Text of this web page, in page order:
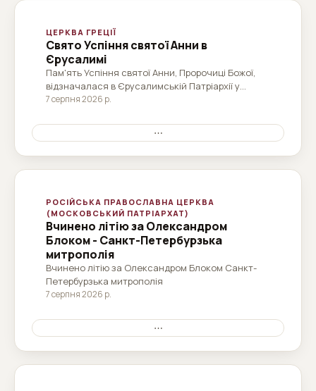
ЦЕРКВА ГРЕЦІЇ
Свято Успіння святої Анни в
Єрусалимі
Пам'ять Успіння святої Анни, Пророчиці Божої,
відзначалася в Єрусалимській Патріархії у
п'ятницю, 7 серпня 2026 року (25 липня 2026
однойменного Святого монастиря, який
знаходиться біля воріт Святого Стефана, також
відомих як Брама...
7 серпня 2026 р.
⋯
РОСІЙСЬКА ПРАВОСЛАВНА ЦЕРКВА
(МОСКОВСЬКИЙ ПАТРІАРХАТ)
Вчинено літію за Олександром
Блоком - Санкт-Петербурзька
митрополія
Вчинено літію за Олександром Блоком Санкт-
Петербурзька митрополія
7 серпня 2026 р.
⋯